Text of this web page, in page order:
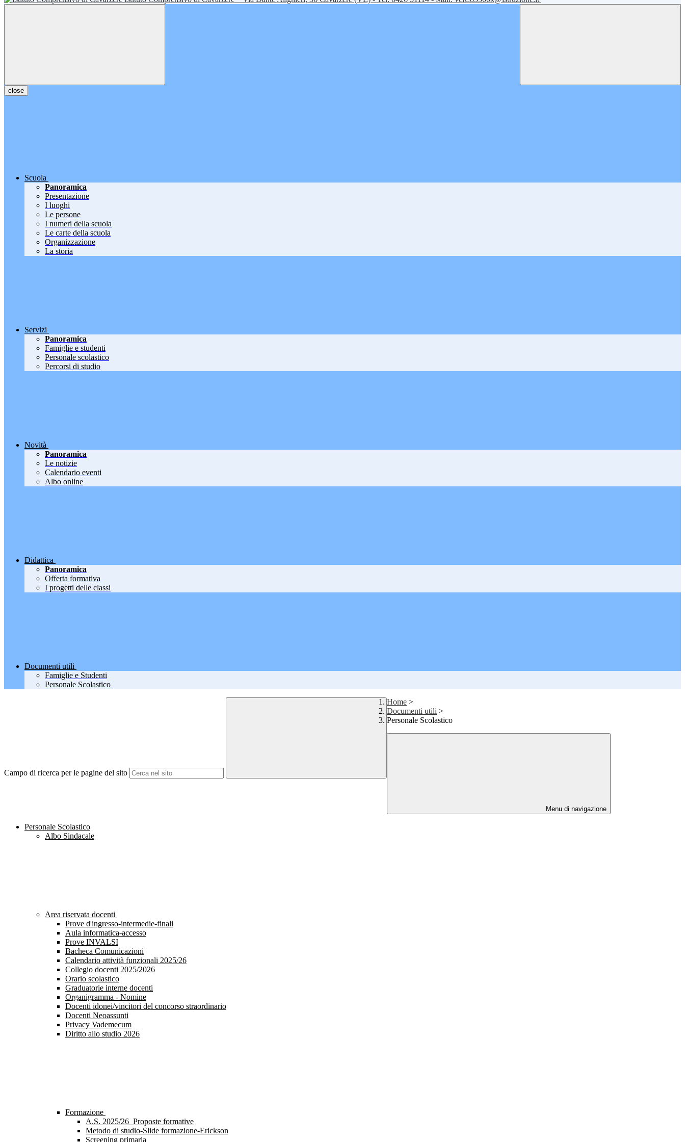
close
Scuola
Panoramica
Presentazione
I luoghi
Le persone
I numeri della scuola
Le carte della scuola
Organizzazione
La storia
Servizi
Panoramica
Famiglie e studenti
Personale scolastico
Percorsi di studio
Novità
Panoramica
Le notizie
Calendario eventi
Albo online
Didattica
Panoramica
Offerta formativa
I progetti delle classi
Documenti utili
Famiglie e Studenti
Personale Scolastico
Campo di ricerca per le pagine del sito
Home >
Documenti utili >
Personale Scolastico
Menu di navigazione
Personale Scolastico
Albo Sindacale
Area riservata docenti
Prove d'ingresso-intermedie-finali
Aula informatica-accesso
Prove INVALSI
Bacheca Comunicazioni
Calendario attività funzionali 2025/26
Collegio docenti 2025/2026
Orario scolastico
Graduatorie interne docenti
Organigramma - Nomine
Docenti idonei/vincitori del concorso straordinario
Docenti Neoassunti
Privacy Vademecum
Diritto allo studio 2026
Formazione
A.S. 2025/26_Proposte formative
Metodo di studio-Slide formazione-Erickson
Screening primaria